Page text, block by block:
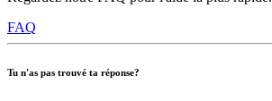
FAQ
Tu n'as pas trouvé ta réponse?